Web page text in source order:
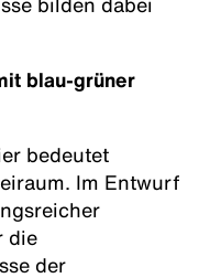
blau-grüner
bedeutet
Im Entwurf
die
der